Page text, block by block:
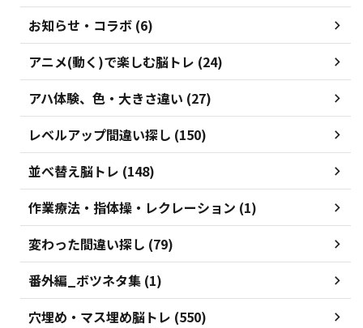
お知らせ・コラボ (6)
アニメ(動く)で楽しむ脳トレ (24)
アハ体験、色・大きさ違い (27)
レベルアップ間違い探し (150)
並べ替え脳トレ (148)
作業療法・指体操・レクレーション (1)
変わった間違い探し (79)
番外編_ボツネタ集 (1)
穴埋め・マス埋め脳トレ (550)